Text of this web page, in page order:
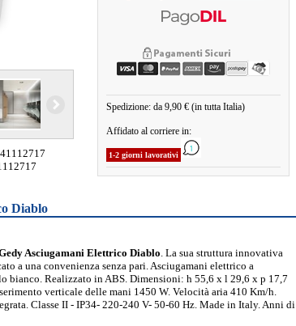
Spedizione: da 9,90 € (in tutta Italia)
Affidato al corriere in:
1-2 giorni lavorativi
Diablo
Asciugamani Elettrico Diablo. La sua struttura innovativa
a una convenienza senza pari. Asciugamani elettrico a
bianco. Realizzato in ABS. Dimensioni: h 55,6 x l 29,6 x p 17,7
verticale delle mani 1450 W. Velocità aria 410 Km/h.
Classe II - IP34- 220-240 V- 50-60 Hz. Made in Italy. Anni di